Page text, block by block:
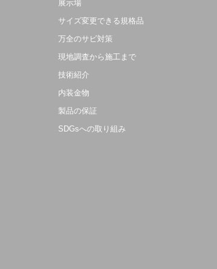
展示場
サイズ変更できる規格品
万全のサビ対策
現地調査から施工まで
技術紹介
内装金物
製品の保証
SDGsへの取り組み